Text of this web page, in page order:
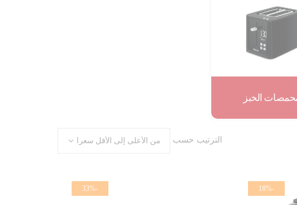
الخبز
الترتيب حسب
-18%
-33%